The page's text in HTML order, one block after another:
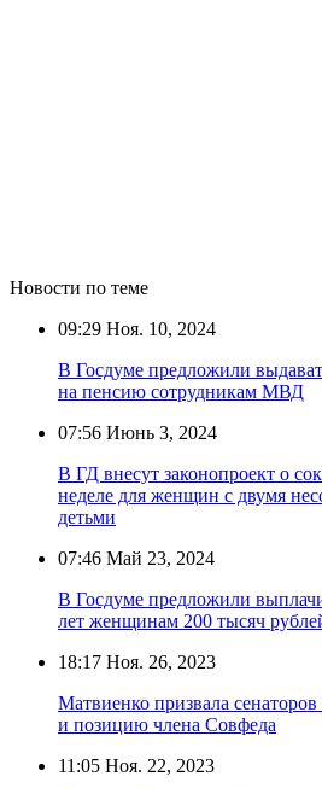
Новости по теме
09:29 Ноя. 10, 2024
В Госдуме предложили
на пенсию сотрудникам МВД
07:56 Июнь 3, 2024
В ГД внесут законопроект о
неделе для женщин с двумя
детьми
07:46 Май 23, 2024
В Госдуме предложили
лет женщинам 200 тысяч
18:17 Ноя. 26, 2023
Матвиенко призвала
и позицию члена Совфеда
11:05 Ноя. 22, 2023